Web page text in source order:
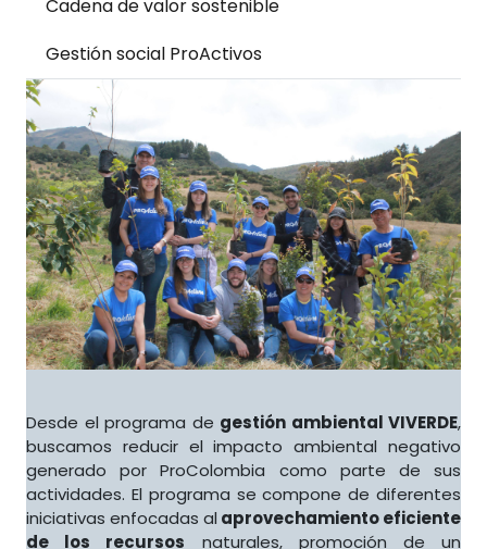
Cadena de valor sostenible
Gestión social ProActivos
Desde el programa de gestión ambiental VIVERDE,
buscamos reducir el impacto ambiental negativo
generado por ProColombia como parte de sus
actividades. El programa se compone de diferentes
iniciativas enfocadas al aprovechamiento eficiente
de los recursos naturales, promoción de un